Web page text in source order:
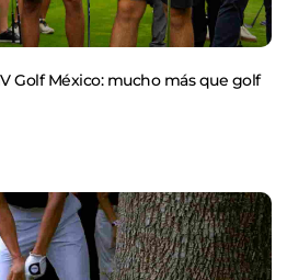
Golf México: mucho más que golf